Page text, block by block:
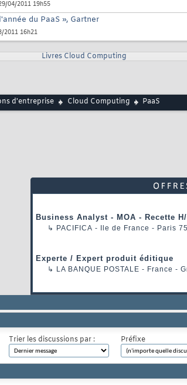
04/2011 19h55
du PaaS », Gartner
2011 16h21
Livres Cloud Computing
d'entreprise Cloud Computing PaaS
Business Analyst - MOA - Recette
↳ PACIFICA - Ile de France - Paris
Experte / Expert produit éditique
↳ LA BANQUE POSTALE - France -
Trier les discussions par : Préfixe